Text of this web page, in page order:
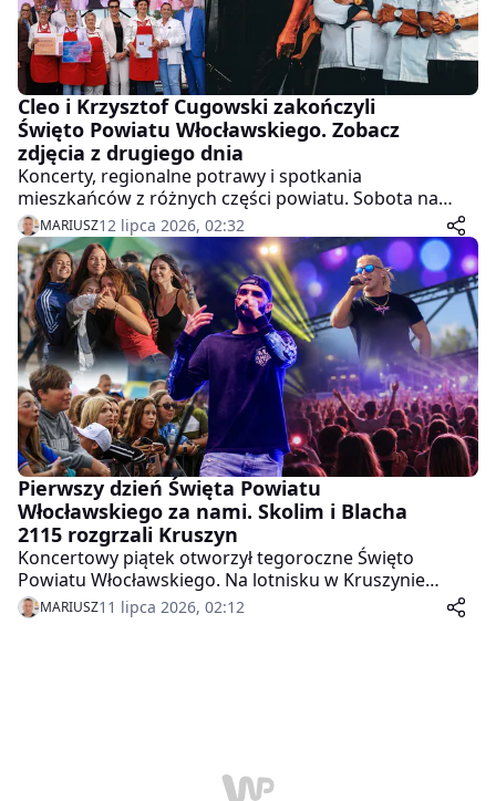
Cleo i Krzysztof Cugowski zakończyli
Święto Powiatu Włocławskiego. Zobacz
zdjęcia z drugiego dnia
Koncerty, regionalne potrawy i spotkania
mieszkańców z różnych części powiatu. Sobota na
lotnisku w Kruszynie była finałem tegorocznego
Święta Powiatu Włocławskiego.
MARIUSZ12 lipca 2026, 02:32
Pierwszy dzień Święta Powiatu
Włocławskiego za nami. Skolim i Blacha
2115 rozgrzali Kruszyn
Koncertowy piątek otworzył tegoroczne Święto
Powiatu Włocławskiego. Na lotnisku w Kruszynie
wystąpili artyści reprezentujący taneczne i hip-hopowe
brzmienia.
MARIUSZ11 lipca 2026, 02:12